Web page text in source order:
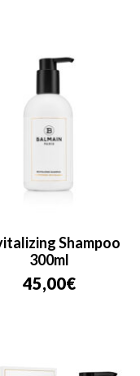
Shampoo
300ml
45,00€